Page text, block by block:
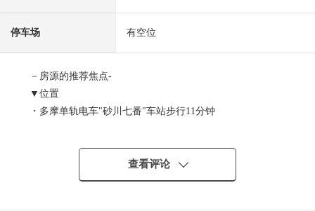
停车场 有空位
－房源的推荐焦点-
▼位置
・多摩单轨电车"砂川七番"车站步行11分钟
▼建筑物的特徴
・建筑面积94.80平米的4LDK
查看评论